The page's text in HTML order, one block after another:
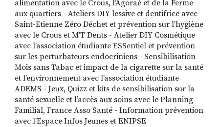
alimentation avec le Crous, l’Agoraé et de la Ferme
aux quartiers - Ateliers DIY lessive et dentifrice avec
Saint-Etienne Zéro Déchet et prévention sur l’hygiène
avec le Crous et M’T Dents - Atelier DIY Cosmétique
avec l’association étudiante ESSentiel et prévention
sur les perturbateurs endocriniens - Sensibilisation
Mois sans Tabac et impact de la cigarette sur la santé
et l’environnement avec l’association étudiante
ADEMS - Jeux, Quizz et kits de sensibilisation sur la
santé sexuelle et l’accès aux soins avec le Planning
Familial, France Asso Santé - Information prévention
avec l’Espace Infos Jeunes et ENIPSE